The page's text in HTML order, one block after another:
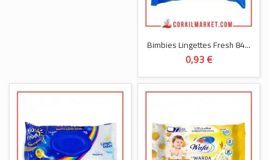
Bimbies Lingettes Fresh 84...
0,93 €